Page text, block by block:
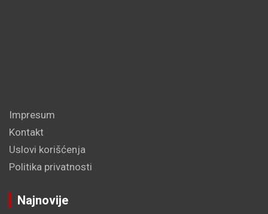
Impresum
Kontakt
Uslovi korišćenja
Politika privatnosti
Najnovije